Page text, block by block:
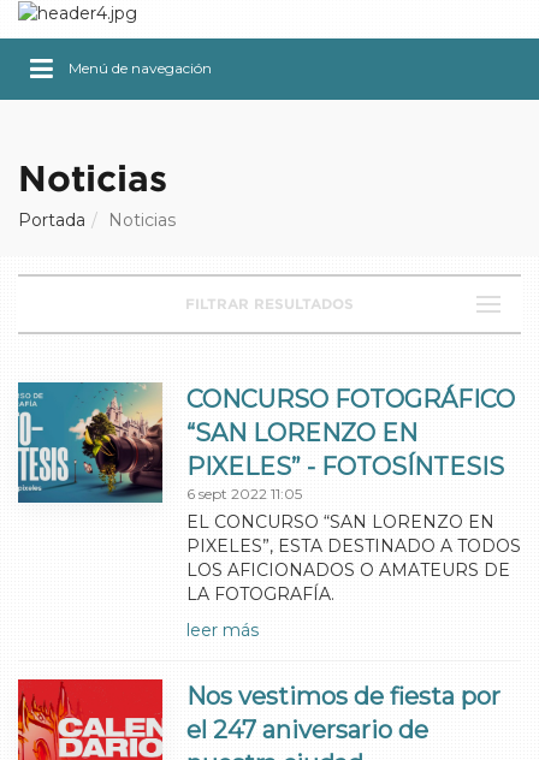
Menú de navegación
Noticias
Portada Noticias
FILTRAR RESULTADOS
CONCURSO FOTOGRÁFICO
“SAN LORENZO EN
PIXELES” - FOTOSÍNTESIS
6 sept 2022 11:05
EL CONCURSO “SAN LORENZO EN
PIXELES”, ESTA DESTINADO A TODOS
LOS AFICIONADOS O AMATEURS DE
LA FOTOGRAFÍA.
leer más
Nos vestimos de fiesta por
el 247 aniversario de